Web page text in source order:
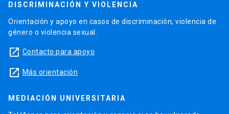
DISCRIMINACIÓN Y VIOLENCIA
Orientación y apoyo en casos de discriminación, violencia de
género o violencia sexual.
launch Contacto para apoyo
launch Más orientación
MEDIACIÓN UNIVERSITARIA